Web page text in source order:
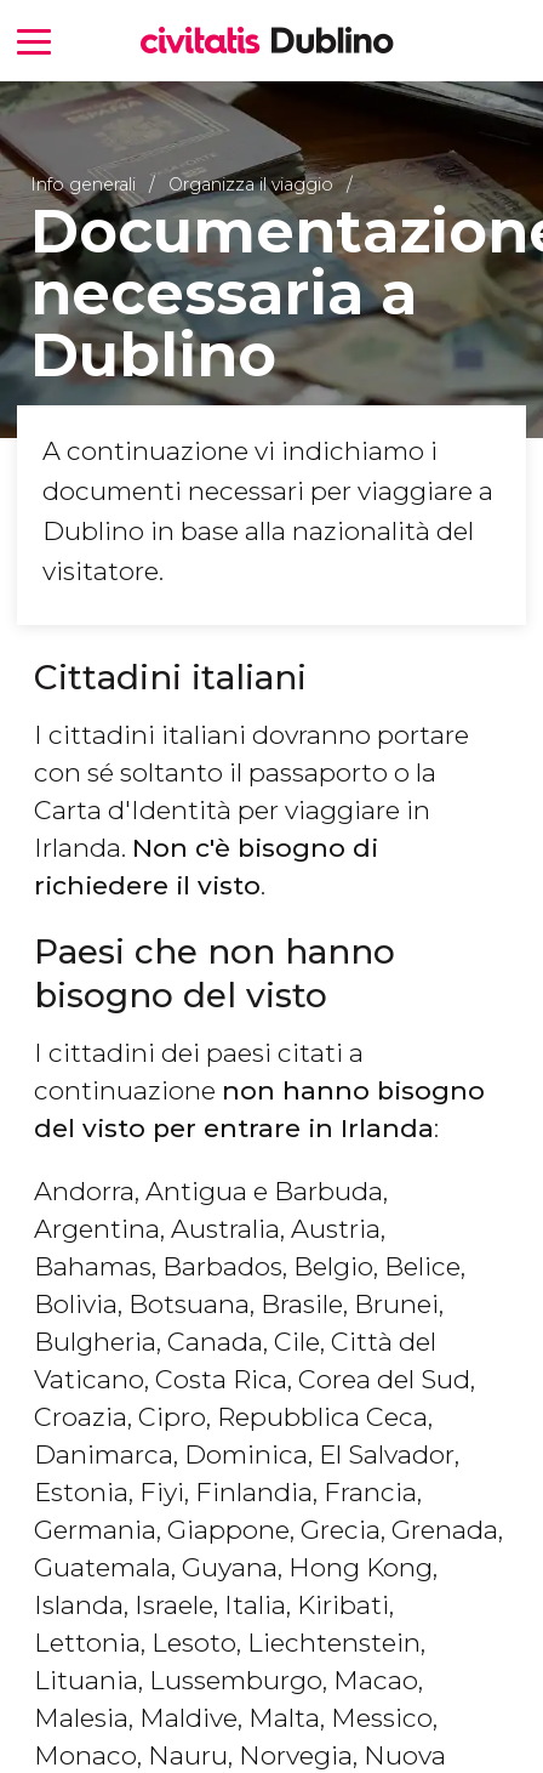
Info generali Organizza il viaggio
necessaria a
Dublino
A continuazione vi indichiamo i
documenti necessari per viaggiare a
Dublino in base alla nazionalità del
visitatore.
Cittadini italiani
I cittadini italiani dovranno portare
con sé soltanto il passaporto o la
Carta d'Identità per viaggiare in
Irlanda. Non c'è bisogno di
richiedere il visto.
Paesi che non hanno
bisogno del visto
I cittadini dei paesi citati a
continuazione non hanno bisogno
del visto per entrare in Irlanda:
Andorra, Antigua e Barbuda,
Argentina, Australia, Austria,
Bahamas, Barbados, Belgio, Belice,
Bolivia, Botsuana, Brasile, Brunei,
Bulgheria, Canada, Cile, Città del
Vaticano, Costa Rica, Corea del Sud,
Croazia, Cipro, Repubblica Ceca,
Danimarca, Dominica, El Salvador,
Estonia, Fiyi, Finlandia, Francia,
Germania, Giappone, Grecia, Grenada,
Guatemala, Guyana, Hong Kong,
Islanda, Israele, Italia, Kiribati,
Lettonia, Lesoto, Liechtenstein,
Lituania, Lussemburgo, Macao,
Malesia, Maldive, Malta, Messico,
Monaco, Nauru, Norvegia, Nuova